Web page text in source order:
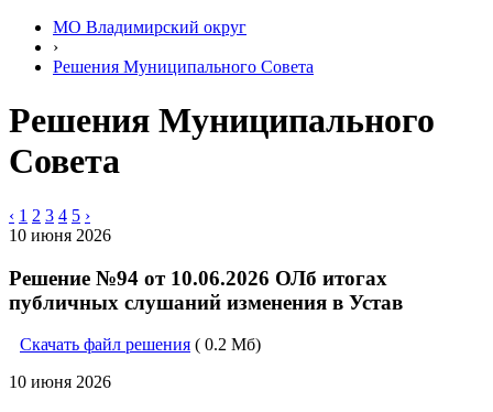
МО Владимирский округ
›
Решения Муниципального Совета
Решения Муниципального
Совета
‹ 1 2 3 4 5 ›
10 июня 2026
Решение №94 от 10.06.2026 ОЛб итогах
публичных слушаний изменения в Устав
Скачать файл решения ( 0.2 Мб)
10 июня 2026